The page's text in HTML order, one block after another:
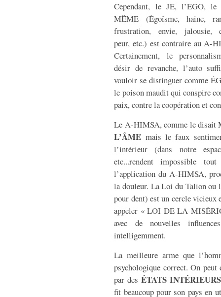
Cependant, le JE, l’EGO,
MÊME (Égoïsme, haine,
frustration, envie, jalousie,
peur, etc.) est contraire au A-
Certainement, le
désir de revanche, l’auto
vouloir se distinguer comme
le poison maudit qui conspire
paix, contre la coopération et
Le A-HIMSA, comme le disait
L’ÂME mais le faux
l’intérieur (dans notre
etc...rendent impossible
l’application du A-HIMSA,
la douleur. La Loi du Talion
pour dent) est un cercle
appeler « LOI DE LA
avec de nouvelles
intelligemment.
La meilleure arme que
psychologique correct. On
par desÉTATS
fit beaucoup pour son pays en